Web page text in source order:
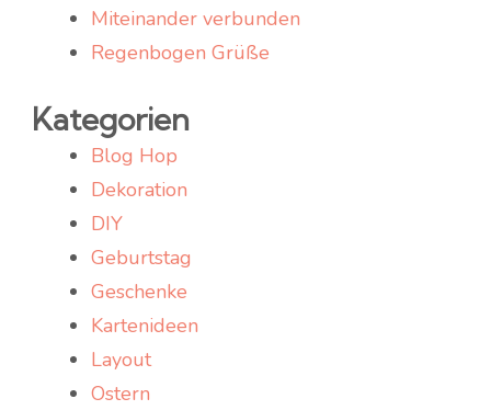
Miteinander verbunden
Regenbogen Grüße
Kategorien
Blog Hop
Dekoration
DIY
Geburtstag
Geschenke
Kartenideen
Layout
Ostern